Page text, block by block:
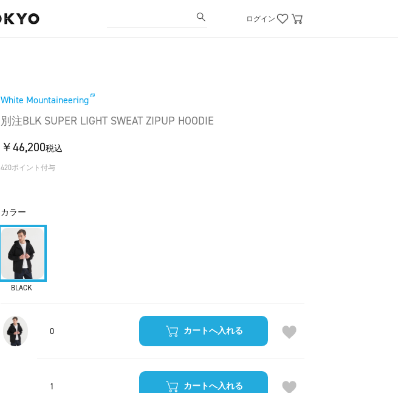
ログイン
White Mountaineering
別注BLK SUPER LIGHT SWEAT ZIPUP HOODIE
￥46,200税込
420ポイント付与
カラー
BLACK
0 カートへ入れる
1 カートへ入れる